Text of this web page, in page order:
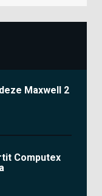
Maxwell 2
Computex